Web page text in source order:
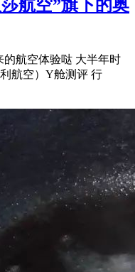
航空”旗下的奥
航空体验哒 大半年时
航空）Y舱测评 行